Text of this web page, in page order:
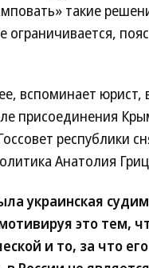
такие
ограничивается,
вспоминает юрист,
присоединения
республики
Анатолия
украинская
это тем,
и то, за что